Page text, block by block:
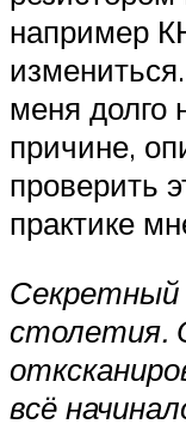
например
меня долго
причине,
проверить
практике
Секретный
столетия.
всё